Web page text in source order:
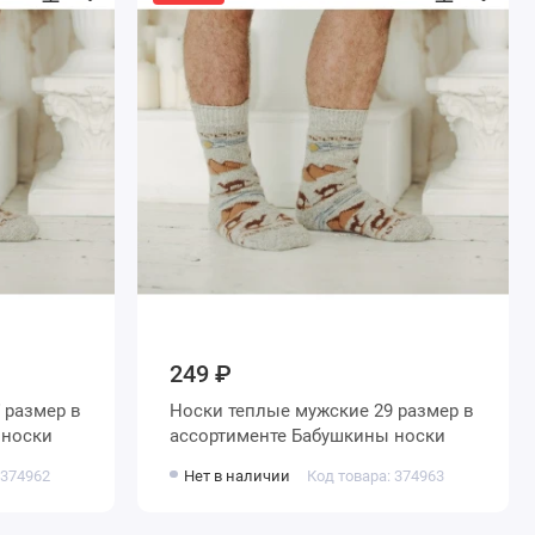
носки
249 ₽
Носки теплые мужские 29 размер в
ассортименте Бабушкины носки
Нет в наличии Код товара: 374963